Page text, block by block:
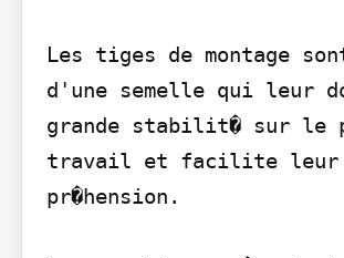
Les tiges de montage
d'une semelle qui leur
grande stabilit� sur le
travail et facilite leur
pr�hension.